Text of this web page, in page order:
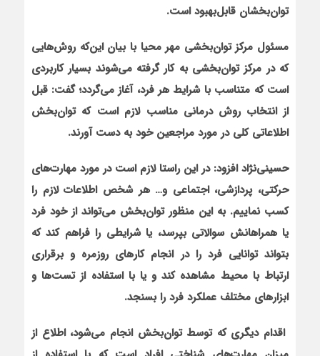
توان‌بخشان قابل‌بهبود است.
مسئول مرکز توان‌بخشی مهر محیا با بیان این‌که روش‌هایی
که در مرکز توان‌بخشی به کار گرفته می‌شوند بسیار کاربردی
است که متناسب با شرایط هر فرد، آغاز می‌گردد؛ گفت: قبل
از انتخاب روش درمانی مناسب لازم است که توان‌بخش
اطلاعاتی کلی در مورد مراجعین خود به دست آورند.
حسینی‌نژاد افزود: در این راستا لازم است در مورد مهارت‌های
حرکتی، پردازشی، اجتماعی و… هر شخص اطلاعات لازم را
کسب نماییم. به این منظور توان‌بخش می‌تواند از خود فرد
یا همراهانش سوالاتی بپرسد، یا شرایطی را فراهم کند که
بتواند توانایی فرد را در انجام کارهای روزمره و برقراری
ارتباط با محیط مشاهده کند و یا با استفاده از تست‌ها و
ابزارهای مختلف عملکرد فرد را بسنجد.
اقدام دیگری که توسط توان‌بخش انجام می‌شود، اطلاع از